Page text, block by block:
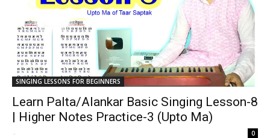
SINGING LESSONS FOR BEGINNERS
Learn Palta/Alankar Basic Singing Lesson-8
| Higher Notes Practice-3 (Upto Ma)
- 0